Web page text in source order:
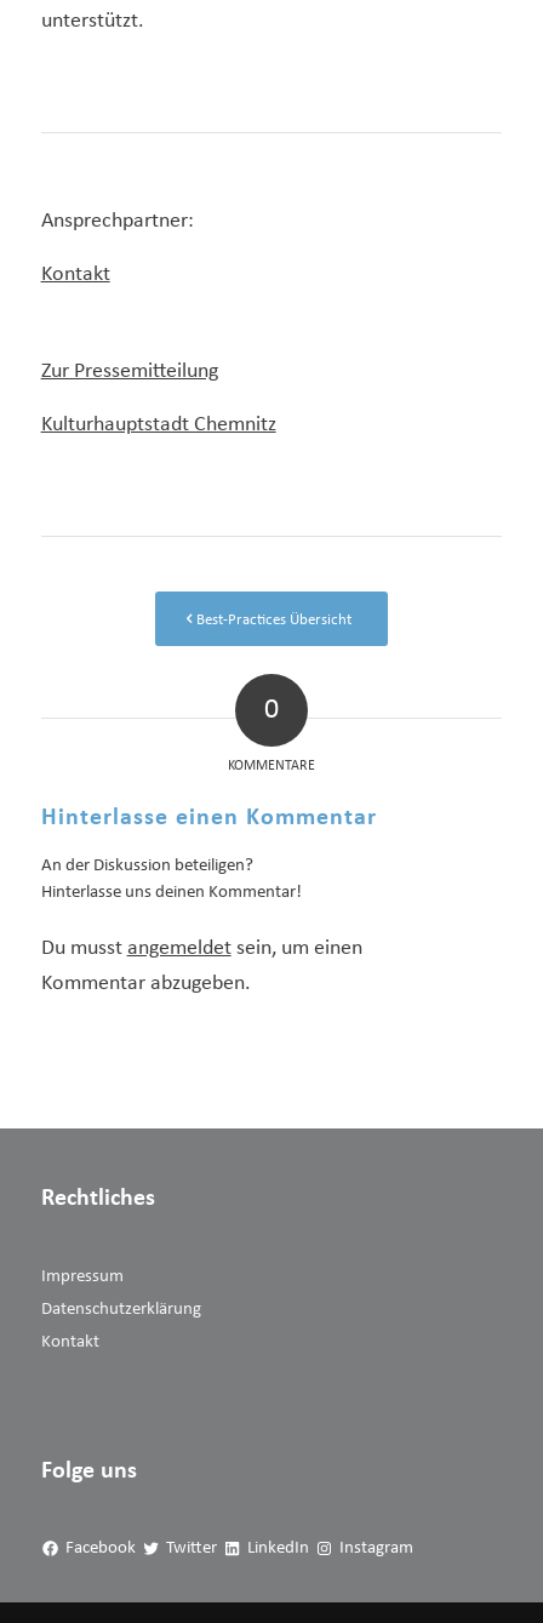
unterstützt.
Ansprechpartner:
Kontakt
Zur Pressemitteilung
Kulturhauptstadt Chemnitz
Best-Practices Übersicht
0
KOMMENTARE
Hinterlasse einen Kommentar
An der Diskussion beteiligen?
Hinterlasse uns deinen Kommentar!
Du musst angemeldetsein, um einen
Kommentar abzugeben.
Rechtliches
Impressum
Datenschutzerklärung
Kontakt
Folge uns
Facebook Twitter LinkedIn Instagram